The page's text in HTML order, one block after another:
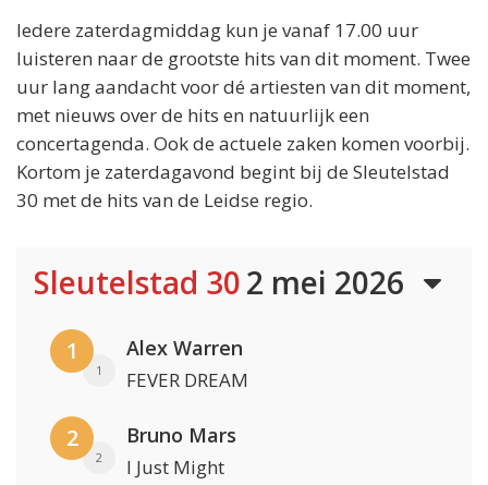
Iedere zaterdagmiddag kun je vanaf 17.00 uur
luisteren naar de grootste hits van dit moment. Twee
uur lang aandacht voor dé artiesten van dit moment,
met nieuws over de hits en natuurlijk een
concertagenda. Ook de actuele zaken komen voorbij.
Kortom je zaterdagavond begint bij de Sleutelstad
30 met de hits van de Leidse regio.
Sleutelstad 302 mei 2026
1
1
Alex Warren
FEVER DREAM
2
2
Bruno Mars
I Just Might